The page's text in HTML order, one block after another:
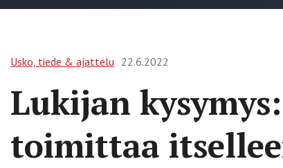
Usko, tiede & ajattelu 22.6.2022
Lukijan
toimittaa